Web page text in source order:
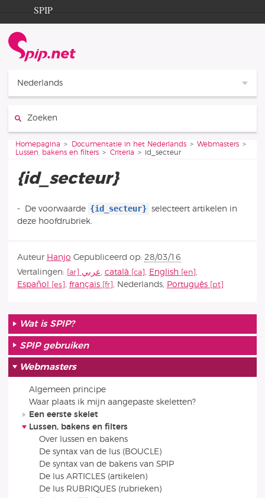
Ga naar de inhoud
Ga naar de navigatie
SPIP
Documentation
Contribution
Nederlands
Je bent hier:
Homepagina Documentatie in het Nederlands
Webmasters
Lussen, bakens en filters
Criteria id_secteur
{id_secteur}
- De voorwaarde {id_secteur} selecteert artikelen in
deze hoofdrubriek.
Auteur Hanjo Gepubliceerd op: 28/03/16
Vertalingen:
عربي, català , English
,
Español
, français , Nederlands, Português
Wat is SPIP?
SPIP gebruiken
Webmasters
Algemeen principe
Waar plaats ik mijn aangepaste skeletten?
Een eerste skelet
Lussen, bakens en filters
Over lussen en bakens
De syntax van de lus (BOUCLE)
De syntax van de bakens van SPIP
De lus ARTICLES (artikelen)
De lus RUBRIQUES (rubrieken)